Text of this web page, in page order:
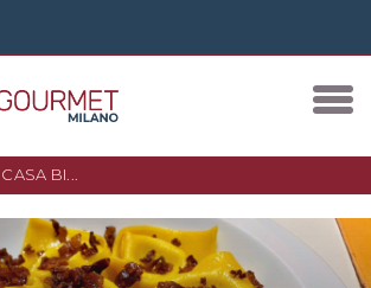
CASA BI...
10 DICEMBRE 2023
QUARTIERE D…LEGGI DI PIÙ